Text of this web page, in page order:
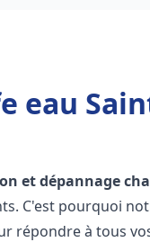
eau
et dépannage
C'est pourquoi
répondre à tous